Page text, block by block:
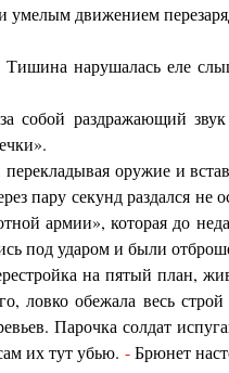
умелым движением
нарушалась еле
собой раздражающий
оружие и
пару секунд раздался не
армии», которая до
под ударом и были
на пятый план,
ловко обежала весь
Парочка солдат
их тут убью. -Брюнет